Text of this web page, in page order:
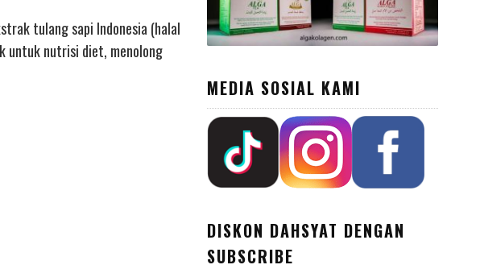
tulang sapi Indonesia (halal
untuk nutrisi diet, menolong
MEDIA SOSIAL KAMI
DISKON DAHSYAT DENGAN
SUBSCRIBE